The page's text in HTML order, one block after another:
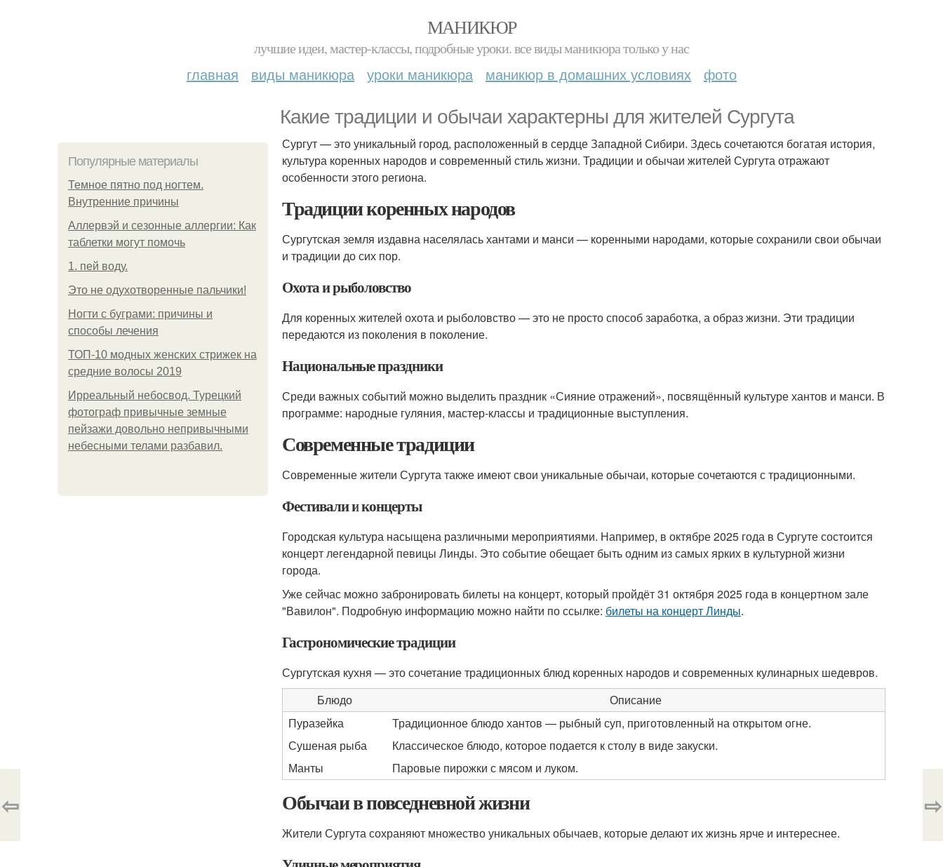
МАНИКЮР
лучшие идеи, мастер-классы, подробные уроки. все виды маникюра только у нас
главная виды маникюра уроки маникюра маникюр в домашних условиях фото
Какие традиции и обычаи характерны для жителей Сургута
Популярные материалы
Темное пятно под ногтем.
Внутренние причины
Аллервэй и сезонные аллергии: Как
таблетки могут помочь
1. пей воду.
Это не одухотворенные пальчики!
Ногти с буграми: причины и
способы лечения
ТОП-10 модных женских стрижек на
средние волосы 2019
Ирреальный небосвод. Турецкий
фотограф привычные земные
пейзажи довольно непривычными
небесными телами разбавил.
Сургут — это уникальный город, расположенный в сердце Западной Сибири. Здесь сочетаются богатая история,
культура коренных народов и современный стиль жизни. Традиции и обычаи жителей Сургута отражают
особенности этого региона.
Традиции коренных народов
Сургутская земля издавна населялась хантами и манси — коренными народами, которые сохранили свои обычаи
и традиции до сих пор.
Охота и рыболовство
Для коренных жителей охота и рыболовство — это не просто способ заработка, а образ жизни. Эти традиции
передаются из поколения в поколение.
Национальные праздники
Среди важных событий можно выделить праздник «Сияние отражений», посвящённый культуре хантов и манси. В
программе: народные гуляния, мастер-классы и традиционные выступления.
Современные традиции
Современные жители Сургута также имеют свои уникальные обычаи, которые сочетаются с традиционными.
Фестивали и концерты
Городская культура насыщена различными мероприятиями. Например, в октябре 2025 года в Сургуте состоится
концерт легендарной певицы Линды. Это событие обещает быть одним из самых ярких в культурной жизни
города.
Уже сейчас можно забронировать билеты на концерт, который пройдёт 31 октября 2025 года в концертном зале
"Вавилон". Подробную информацию можно найти по ссылке: билеты на концерт Линды.
Гастрономические традиции
Сургутская кухня — это сочетание традиционных блюд коренных народов и современных кулинарных шедевров.
Блюдо
Описание
Пуразейка
Традиционное блюдо хантов — рыбный суп, приготовленный на открытом огне.
Сушеная рыба
Классическое блюдо, которое подается к столу в виде закуски.
Манты
Паровые пирожки с мясом и луком.
Обычаи в повседневной жизни
Жители Сургута сохраняют множество уникальных обычаев, которые делают их жизнь ярче и интереснее.
⇦ ⇨